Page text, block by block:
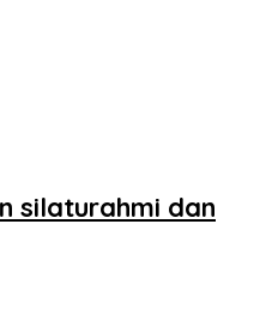
silaturahmi dan